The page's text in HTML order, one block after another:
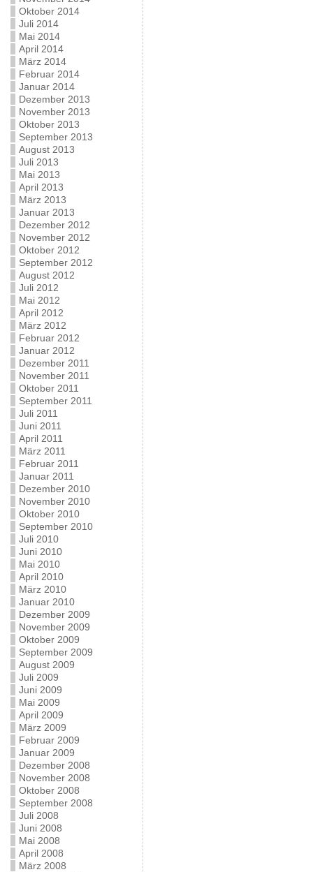
Oktober 2014
Juli 2014
Mai 2014
April 2014
März 2014
Februar 2014
Januar 2014
Dezember 2013
November 2013
Oktober 2013
September 2013
August 2013
Juli 2013
Mai 2013
April 2013
März 2013
Januar 2013
Dezember 2012
November 2012
Oktober 2012
September 2012
August 2012
Juli 2012
Mai 2012
April 2012
März 2012
Februar 2012
Januar 2012
Dezember 2011
November 2011
Oktober 2011
September 2011
Juli 2011
Juni 2011
April 2011
März 2011
Februar 2011
Januar 2011
Dezember 2010
November 2010
Oktober 2010
September 2010
Juli 2010
Juni 2010
Mai 2010
April 2010
März 2010
Januar 2010
Dezember 2009
November 2009
Oktober 2009
September 2009
August 2009
Juli 2009
Juni 2009
Mai 2009
April 2009
März 2009
Februar 2009
Januar 2009
Dezember 2008
November 2008
Oktober 2008
September 2008
Juli 2008
Juni 2008
Mai 2008
April 2008
März 2008